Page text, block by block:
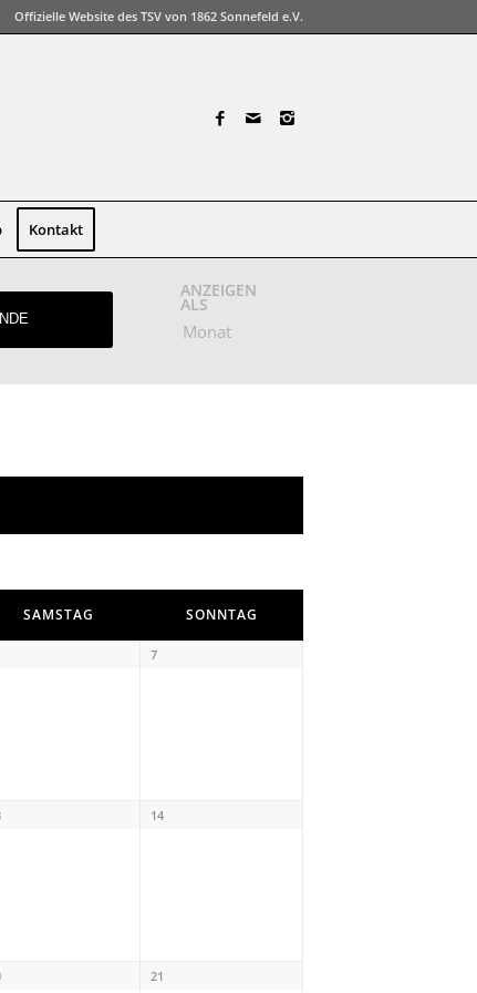
Offizielle Website des TSV von 1862 Sonnefeld e.V.
Kontakt
Verstaltungsansicht
Navigation
ANZEIGEN
ALS
Monat
SAMSTAG SONNTAG
7
14
21